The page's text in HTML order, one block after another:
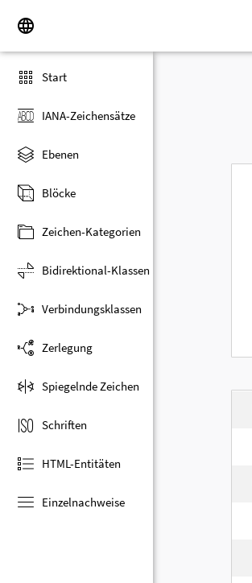
Start
IANA-Zeichensätze
Ebenen
Blöcke
Zeichen-Kategorien
Bidirektional-Klassen
Verbindungsklassen
Zerlegung
Spiegelnde Zeichen
Schriften
HTML-Entitäten
Einzelnachweise